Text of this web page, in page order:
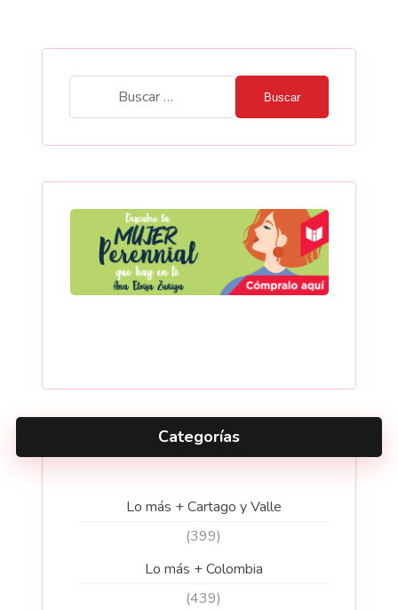
Buscar
Categorías
Lo más + Cartago y Valle
(399)
Lo más + Colombia
(439)